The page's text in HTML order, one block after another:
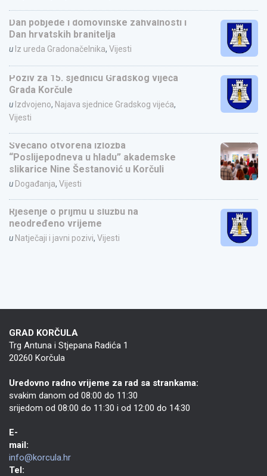
Dan pobjede i domovinske zahvalnosti i
Dan hrvatskih branitelja
u Iz ureda Gradonačelnika, Vijesti
Poziv za 15. sjednicu Gradskog vijeća
Grada Korčule
u Izdvojeno, Najava sjednice Gradskog vijeća,
Vijesti
Svečano otvorena izložba
“Poslijepodneva u hladu” akademske
slikarice Nine Šestanović u Korčuli
u Događanja, Vijesti
Rješenje o prijmu u službu na
neodređeno vrijeme
u Natječaji i javni pozivi, Vijesti
GRAD KORČULA
Trg Antuna i Stjepana Radića 1
20260 Korčula
Uredovno radno vrijeme za rad sa strankama:
svakim danom od 08:00 do 11:30
srijedom od 08:00 do 11:30 i od 12:00 do 14:30
E-
mail:
info@korcula.hr
Tel: